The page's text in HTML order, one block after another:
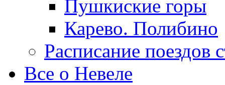
Пушкиские горы
Карево. Полибино
Расписание поездов
Все о Невеле